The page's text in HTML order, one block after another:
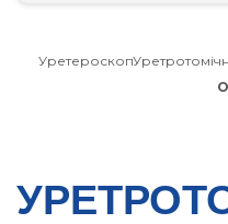
Уретероскоп